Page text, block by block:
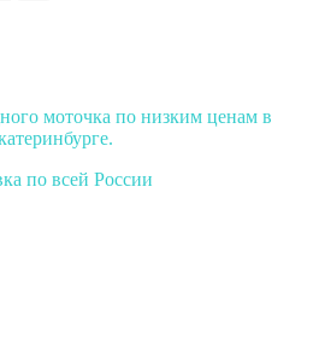
моточка по низким ценам в
по всей России